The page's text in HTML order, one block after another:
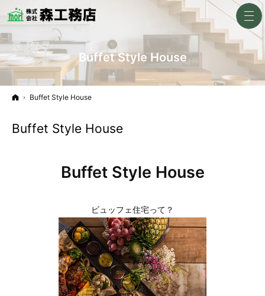
Buffet Style House
ホーム
Buffet Style House
Buffet Style House
Buffet Style House
ビュッフェ住宅って？